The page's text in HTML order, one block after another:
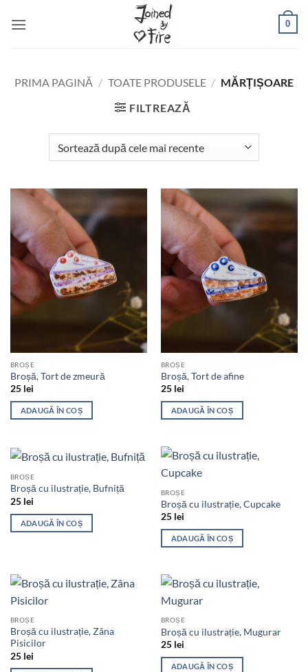
0
PRIMA PAGINĂ / TOATE PRODUSELE / MĂRȚIȘOARE
FILTREAZĂ
BROȘE
Broșă, Tort de zmeură
25 lei
ADAUGĂ ÎN COȘ
BROȘE
Broșă, Tort de afine
25 lei
ADAUGĂ ÎN COȘ
BROȘE
Broșă cu ilustrație, Bufniță
25 lei
ADAUGĂ ÎN COȘ
BROȘE
Broșă cu ilustrație, Cupcake
25 lei
ADAUGĂ ÎN COȘ
BROȘE
Broșă cu ilustrație, Zâna
Pisicilor
25 lei
BROȘE
Broșă cu ilustrație, Mugurar
25 lei
ADAUGĂ ÎN COȘ